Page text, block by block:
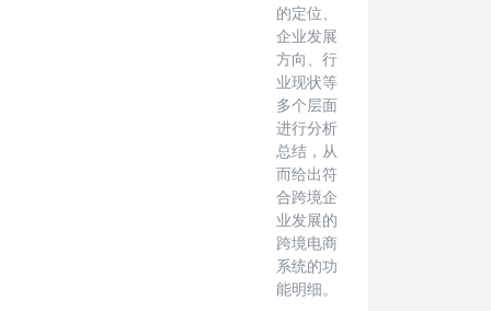
的定位、
企业发展
方向、行
业现状等
多个层面
进行分析
总结，从
而给出符
合跨境企
业发展的
跨境电商
系统的功
能明细。